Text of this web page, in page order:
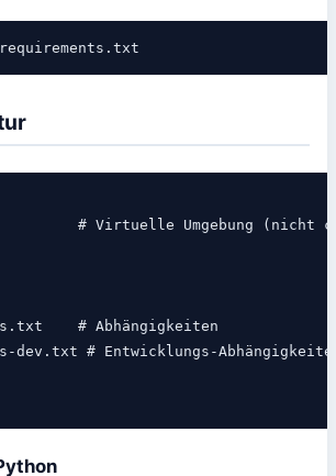
# Virtuelle Umgebung (nicht
# Abhängigkeiten
dev.txt # Entwicklungs-